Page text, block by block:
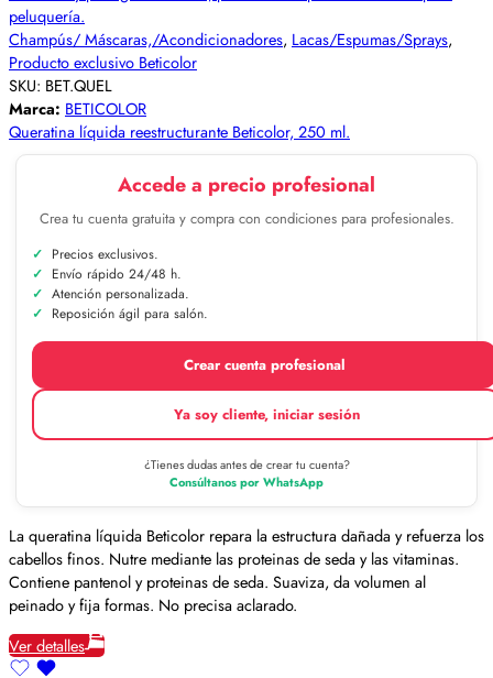
Champús/ Máscaras,/Acondicionadores, Lacas/Espumas/Sprays,
Producto exclusivo Beticolor
SKU: BET.QUEL
Marca: BETICOLOR
Queratina líquida reestructurante Beticolor, 250 ml.
Accede a precio profesional
Crea tu cuenta gratuita y compra con condiciones para profesionales.
Precios exclusivos.
Envío rápido 24/48 h.
Atención personalizada.
Reposición ágil para salón.
Crear cuenta profesional
Ya soy cliente, iniciar sesión
¿Tienes dudas antes de crear tu cuenta?
Consúltanos por WhatsApp
La queratina líquida Beticolor repara la estructura dañada y refuerza los
cabellos finos. Nutre mediante las proteinas de seda y las vitaminas.
Contiene pantenol y proteinas de seda. Suaviza, da volumen al
peinado y fija formas. No precisa aclarado.
Ver detalles